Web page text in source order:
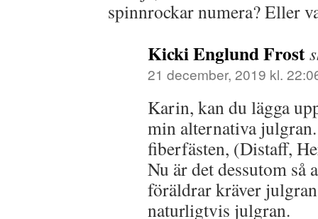
spinnrockar numera? Eller
Kicki Englund Frost
21 december, 2019 kl.
Karin, kan du lägga
min alternativa
fiberfästen, (Distaff,
Nu är det dessutom så
föräldrar kräver
naturligtvis julgran.